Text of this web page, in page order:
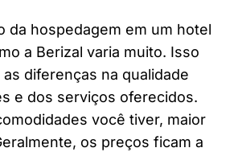
da hospedagem em um hotel
a Berizal varia muito. Isso
diferenças na qualidade
e dos serviços oferecidos.
você tiver, maior
os preços ficam a